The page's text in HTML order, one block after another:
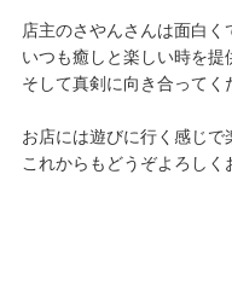
店主のさやんさんは面白く
いつも癒しと楽しい時を提
そして真剣に向き合ってく
お店には遊びに行く感じで
これからもどうぞよろし